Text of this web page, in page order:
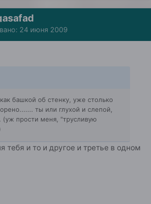
24 июня 2009
башкой об стенку, уже столько
ты или глухой и слепой,
(уж прости меня, "трусливую
тебя и то и другое и третье в одном